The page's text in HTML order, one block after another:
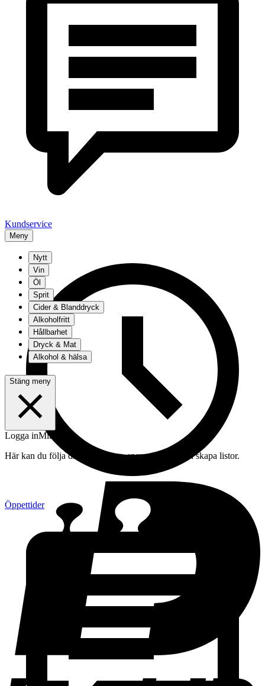
Kundservice
Meny
Öppettider
Nytt
Vin
Öl
Sprit
Cider & Blanddryck
Alkoholfritt
Hållbarhet
Dryck & Mat
Alkohol & hälsa
Stäng meny
Logga inMitt konto
Här kan du följa din beställning, spara drycker och skapa listor.